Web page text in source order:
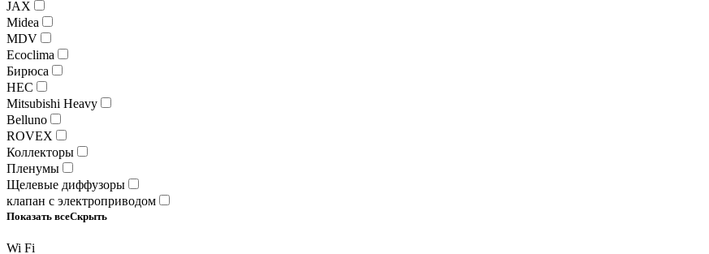
JAX
Midea
MDV
Ecoclima
Бирюса
HEC
Mitsubishi Heavy
Belluno
ROVEX
Коллекторы
Пленумы
Щелевые диффузоры
клапан с электроприводом
Показать всеСкрыть
Wi Fi